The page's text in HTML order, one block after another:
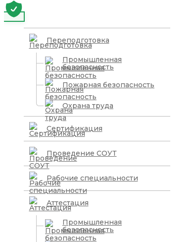
Переподготовка
Промышленная
безопасность
Пожарная безопасность
Охрана труда
Сертификация
Проведение СОУТ
Рабочие специальности
Аттестация
Промышленная
безопасность